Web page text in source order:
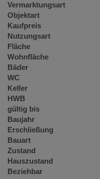
Vermarktungsart
Objektart
Kaufpreis
Nutzungsart
Fläche
Wohnfläche
Bäder
WC
Keller
HWB
gültig bis
Baujahr
Erschließung
Bauart
Zustand
Hauszustand
Beziehbar